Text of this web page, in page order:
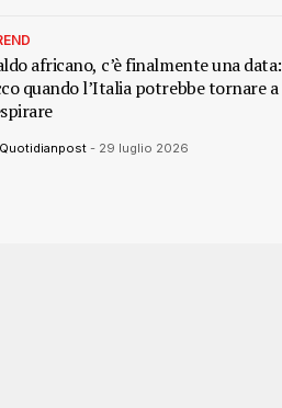
africano, c’è finalmente una data:
quando l’Italia potrebbe tornare a
Quotidianpost - 29 luglio 2026